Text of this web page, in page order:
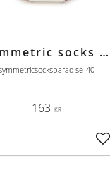
Symmetric socks & more Paradise 40 rosa-kamel-grön
40
163 KR